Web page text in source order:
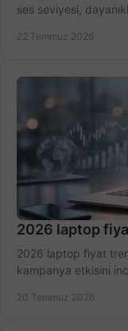
ses seviyesi,
22 Temmuz 2026
2026 laptop
2026 laptop fiyat
kampanya etkisini
20 Temmuz 2026